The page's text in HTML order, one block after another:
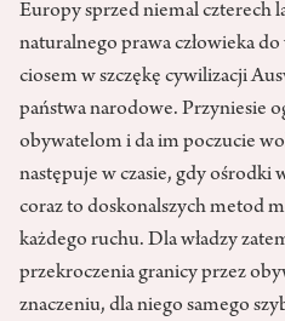
Europy sprzed niemal czterech
naturalnego prawa człowieka do
ciosem w szczękę cywilizacji
państwa narodowe. Przyniesie
obywatelom i da im poczucie
następuje w czasie, gdy ośrodki
coraz to doskonalszych metod
każdego ruchu. Dla władzy
przekroczenia granicy przez
znaczeniu, dla niego samego